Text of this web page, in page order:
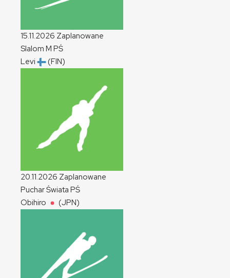
15.11.2026 Zaplanowane
Slalom M PŚ
Levi
(FIN)
20.11.2026 Zaplanowane
Puchar Świata PŚ
Obihiro
(JPN)